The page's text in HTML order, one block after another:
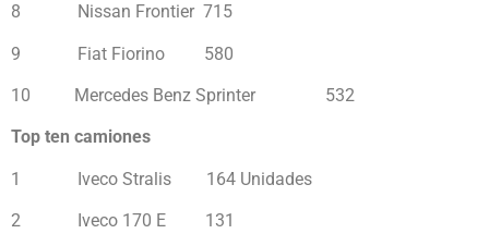
8 Nissan Frontier 715
9 Fiat Fiorino 580
10 Mercedes Benz Sprinter 532
Top ten camiones
1 Iveco Stralis 164 Unidades
2 Iveco 170 E 131